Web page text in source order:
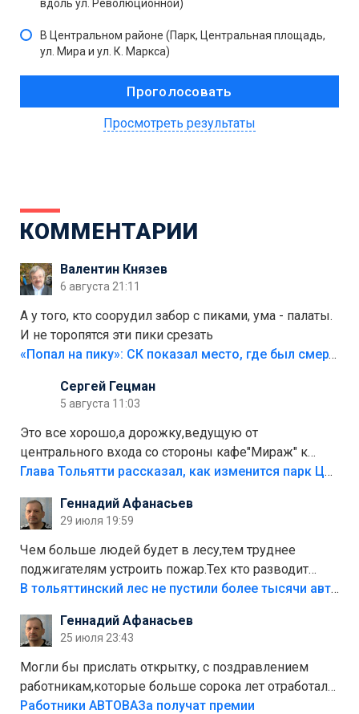
вдоль ул. Революционной)
В Центральном районе (Парк, Центральная площадь,
ул. Мира и ул. К. Маркса)
Просмотреть результаты
КОММЕНТАРИИ
Валентин Князев
6 августа 21:11
А у того, кто соорудил забор с пиками, ума - палаты.
И не торопятся эти пики срезать
«Попал на пику»: СК показал место, где был смертельно травмирован ребенок в Тольятти
Сергей Гецман
5 августа 11:03
Это все хорошо,а дорожку,ведущую от
центрального входа со стороны кафе"Мираж" к
аттракционам слабо доделать?А то бордюры
лежала в парке и испортилась.Да еще,видимо,часть
украли.
Глава Тольятти рассказал, как изменится парк Центрального района
Геннадий Афанасьев
29 июля 19:59
Чем больше людей будет в лесу,тем труднее
поджигателям устроить пожар.Тех кто разводит
костры,тех надо безбожно штрафовать.Камер полно
Штрафы мизерные.
В тольяттинский лес не пустили более тысячи автомобилей
Геннадий Афанасьев
25 июля 23:43
Могли бы прислать открытку, с поздравлением
работникам,которые больше сорока лет отработали
на предприятии.
Работники АВТОВАЗа получат премии